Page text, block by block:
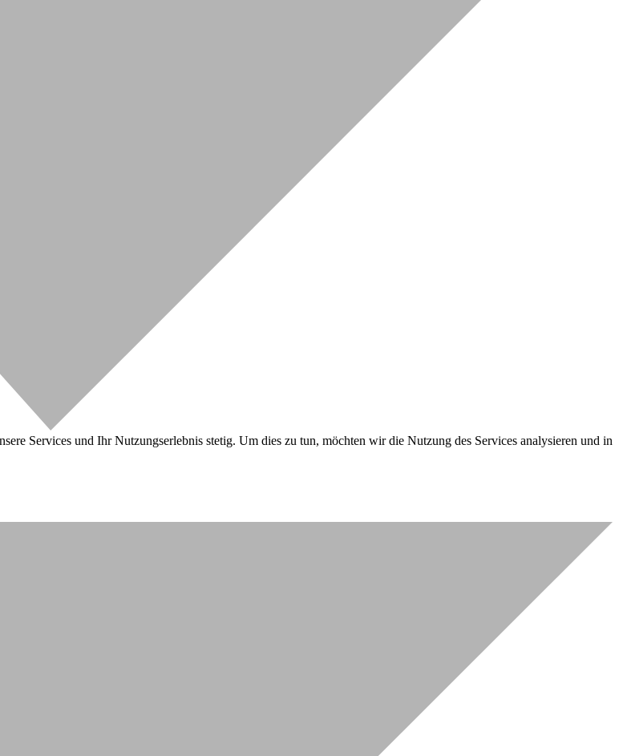
Services und Ihr Nutzungserlebnis stetig. Um dies zu tun, möchten wir die Nutzung des Services analysieren und in